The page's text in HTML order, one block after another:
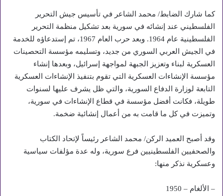
كما شارك الضابط/ محمد الشاعر في تأسيس جيش التحرير
الفلسطيني عند إنشائه في سورية بعد تشكيل منظمة التحرير
الفلسطينية عام 1964. وبعد حرب العام 1967، تم إستدعاؤه للخدمة
في الجيش العربي السوري من جديد، وتسليمه مؤسسة التحصينات
العسكرية لبناء وتعزيز الجبهة لمواجهة إسرائيل، وبعدها إنشاء
مؤسسة الإنشاءات العسكرية التي تقوم بتنفيذ الإنشاءات العسكرية
التابعة لوزارة الدفاع السورية، والتي ظل يشرف عليها لسنوات
طويلة، فكانت أفضل مؤسسة في قطاع الإنشاءات في سورية،
وتميزت في كل ما قامت به من أعمال إنشائية ضخمة.
وقد أصبح العميد الركن/ محمد الشاعر رئيساً لإتحاد الكتاب
والصحفيين الفلسطينيين فرع سورية، وله عدة مؤلفات سياسية
وعسكرية نذكر منها:
– الألغام – 1950